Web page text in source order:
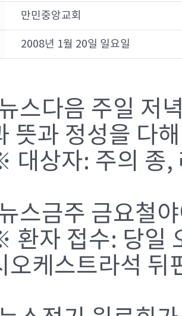
만민중앙교회
2008년 1월 20일 일요일
다음 주일 저
뜻과 정성을 다
대상자: 주의 종,
금주 금요철
환자 접수: 당일
오케스트라석 뒤